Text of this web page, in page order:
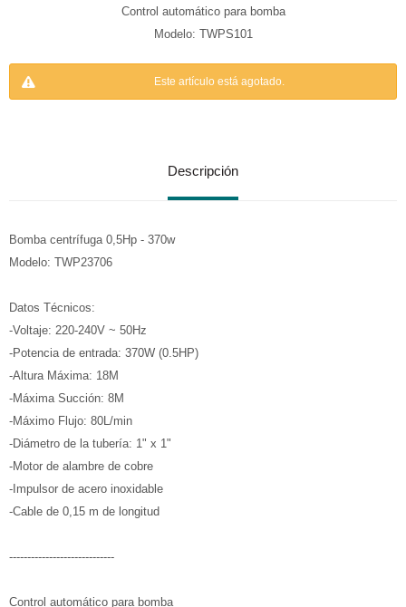
Control automático para bomba
Modelo: TWPS101
Este artículo está agotado.
Descripción
Bomba centrífuga 0,5Hp - 370w
Modelo: TWP23706
Datos Técnicos:
-Voltaje: 220-240V ~ 50Hz
-Potencia de entrada: 370W (0.5HP)
-Altura Máxima: 18M
-Máxima Succión: 8M
-Máximo Flujo: 80L/min
-Diámetro de la tubería: 1" x 1"
-Motor de alambre de cobre
-Impulsor de acero inoxidable
-Cable de 0,15 m de longitud
-----------------------------
Control automático para bomba